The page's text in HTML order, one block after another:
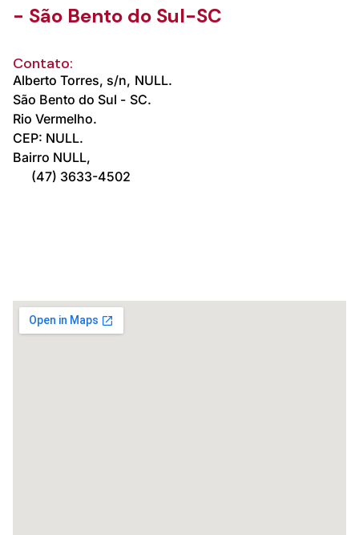
- São Bento do Sul-SC
Contato:
Alberto Torres, s/n, NULL.
São Bento do Sul - SC.
Rio Vermelho.
CEP: NULL.
Bairro NULL,
(47) 3633-4502